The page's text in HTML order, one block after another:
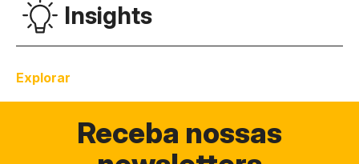
Insights
Explorar
Receba nossas